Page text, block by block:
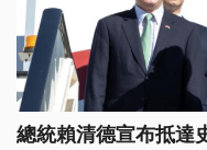
總統賴清德宣布抵達